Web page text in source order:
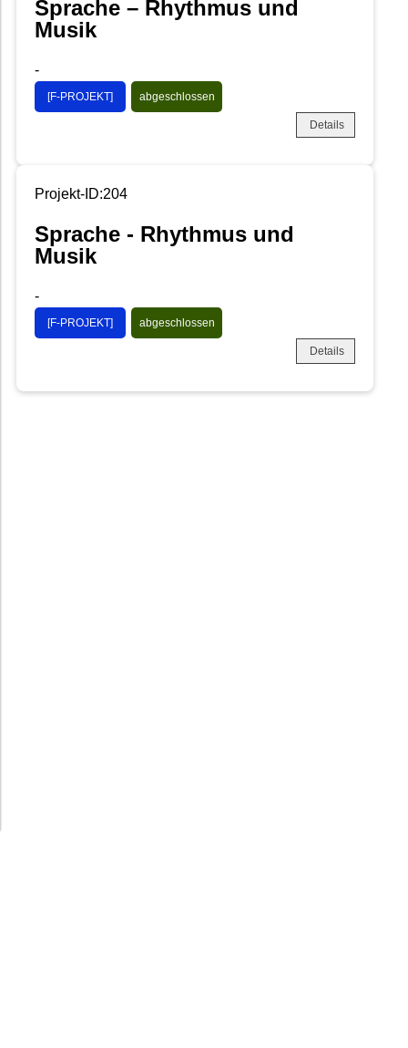
Sprache – Rhythmus und
Musik
-
[F-PROJEKT] abgeschlossen
Details
Projekt-ID:204
Sprache - Rhythmus und
Musik
-
[F-PROJEKT] abgeschlossen
Details